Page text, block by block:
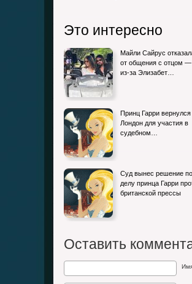
Это интересно
Майли Сайрус
от общения с отцом —
из-за Элизабет…
Принц Гарри вернулся
Лондон для участия в
судебном…
Суд вынес решение по
делу принца Гарри
британской прессы
Оставить